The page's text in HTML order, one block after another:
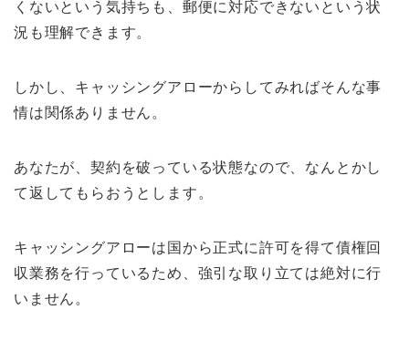
くないという気持ちも、郵便に対応できないという状
況も理解できます。
しかし、キャッシングアローからしてみればそんな事
情は関係ありません。
あなたが、契約を破っている状態なので、なんとかし
て返してもらおうとします。
キャッシングアローは国から正式に許可を得て債権回
収業務を行っているため、強引な取り立ては絶対に行
いません。